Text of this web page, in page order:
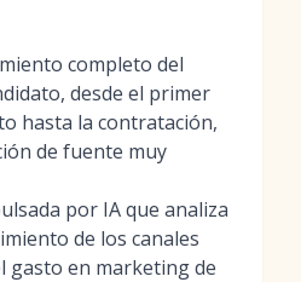
completo del
desde el primer
hasta la contratación,
de fuente muy
por IA que analiza
de los canales
gasto en marketing de